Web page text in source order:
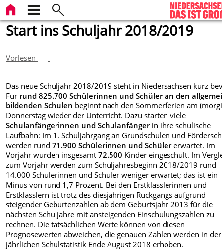
Start ins Schuljahr 2018/2019
Vorlesen
Das neue Schuljahr 2018/2019 steht in Niedersachsen kurz
Für rund 825.700 Schülerinnen und Schüler an den
bildenden Schulen beginnt nach den Sommerferien am
Donnerstag wieder der Unterricht. Dazu starten viele
Schulanfängerinnen und Schulanfängerin ihre schulische
Laufbahn: Im 1. Schuljahrgang an Grundschulen und
werden rund71.900 Schülerinnen und Schülererwartet. Im
Vorjahr wurden insgesamt72.500 Kinder eingeschult. Im
zum Vorjahr werden zum Schuljahresbeginn 2018/2019 rund
14.000 Schülerinnen und Schüler weniger erwartet; das ist ein
Minus von rund 1,7 Prozent. Bei den Erstklässlerinnen und
Erstklässlern ist trotz des diesjährigen Rückgangs aufgrund
steigender Geburtenzahlen ab dem Geburtsjahr 2013 für die
nächsten Schuljahre mit ansteigenden Einschulungszahlen zu
rechnen. Die tatsächlichen Werte können von diesen
Prognosewerten abweichen, die genauen Zahlen werden in der
jährlichen Schulstatistik Ende August 2018 erhoben.